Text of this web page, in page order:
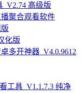
_V2.74 高级版
聚合观看软件
化版
多开神器_V4.0.9612
工具_V1.1.7.3 纯净